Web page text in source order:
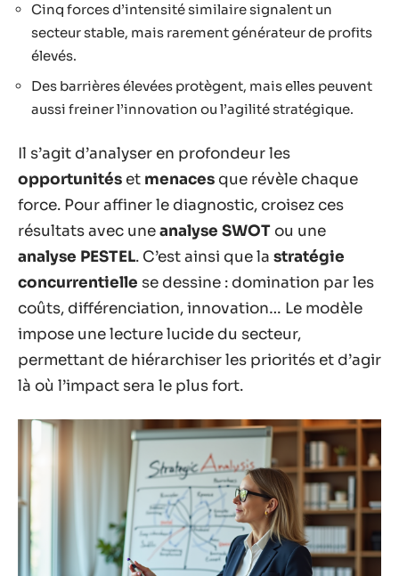
Cinq forces d’intensité similaire signalent un
secteur stable, mais rarement générateur de profits
élevés.
Des barrières élevées protègent, mais elles peuvent
aussi freiner l’innovation ou l’agilité stratégique.
Il s’agit d’analyser en profondeur les
opportunités et menaces que révèle chaque
force. Pour affiner le diagnostic, croisez ces
résultats avec uneanalyse SWOT ou une
analyse PESTEL. C’est ainsi que la stratégie
concurrentielle se dessine : domination par les
coûts, différenciation, innovation… Le modèle
impose une lecture lucide du secteur,
permettant de hiérarchiser les priorités et d’agir
là où l’impact sera le plus fort.